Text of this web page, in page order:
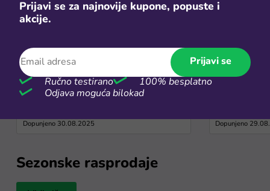
Kako pratiti pošiljku na Temu? -
Temu tracking za BiH
Dopunjeno 30.08.2025 Dopunjeno
Sezonske rasprodaje
Prijavi se za najnovije kupone, popuste i
akcije.
Prijavi se
Ručno testirano
100% besplatno
Odjava moguća bilokad